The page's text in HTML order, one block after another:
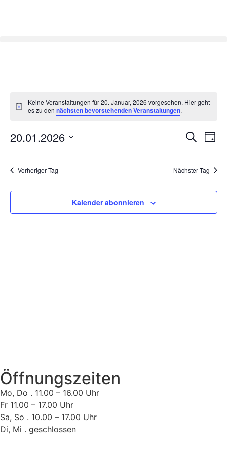
Hinweis
Keine Veranstaltungen für 20. Januar, 2026 vorgesehen. Hier geht
es zu dennächsten bevorstehenden Veranstaltungen.
und
SucheTag
20.01.2026
wählen.
Vorheriger Tag Nächster Tag
Kalender abonnieren
Öffnungszeiten
Mo, Do . 11.00 – 16.00 Uhr
Fr 11.00 – 17.00 Uhr
Sa, So . 10.00 – 17.00 Uhr
Di, Mi . geschlossen